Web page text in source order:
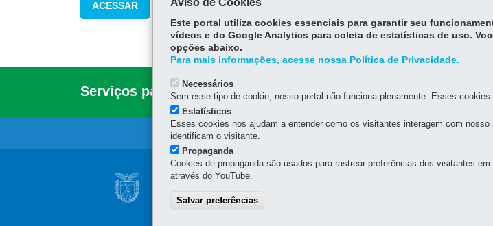
ACESSAR
Serviços para você! DIREITOS DENÚNCIAS
Navegação
principal
ESCOLA DE EDUCAÇÃO EM DIREITOS HUMANOS -
Rua Tenente Francisco Ferreira de Souza, nº 766 – Hauer
Aviso de Cookies
Este portal utiliza cookies essenciais para garantir seu
vídeos e do Google Analytics para coleta de estatísticas de uso.
opções abaixo.
Para mais informações, acesse nossa Política de Privacidade.
Necessários
Sem esse tipo de cookie, nosso portal não funciona plenamente. Esses
Estatísticos
Esses cookies nos ajudam a entender como os visitantes interagem com
identificam o visitante.
Propaganda
Cookies de propaganda são usados para rastrear preferências dos visitantes
através do YouTube.
Salvar preferências